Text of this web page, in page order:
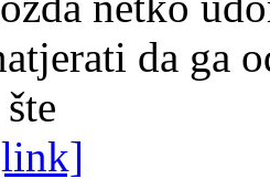
da ga